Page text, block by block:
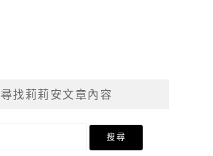
尋找莉莉安文章內容